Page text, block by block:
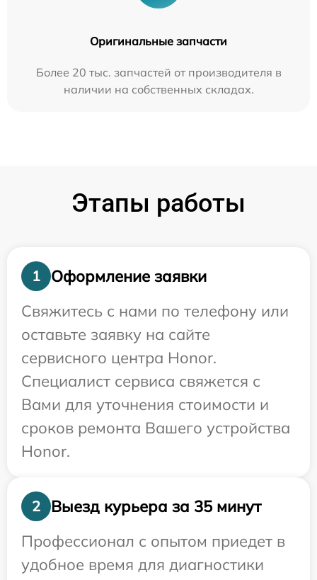
Оригинальные запчасти
Более 20 тыс. запчастей от производителя в
наличии на собственных складах.
Этапы работы
1
Оформление заявки
Свяжитесь с нами по телефону или
оставьте заявку на сайте
сервисного центра Honor.
Специалист сервиса свяжется с
Вами для уточнения стоимости и
сроков ремонта Вашего устройства
Honor.
2
Выезд курьера за 35 минут
Профессионал с опытом приедет в
удобное время для диагностики